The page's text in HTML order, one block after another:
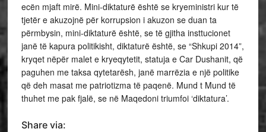
ecën mjaft mirë. Mini-diktaturë është se kryeministri kur të
tjetër e akuzojnë për korrupsion i akuzon se duan ta
përmbysin, mini-diktaturë është, se të gjitha insttucionet
janë të kapura politikisht, diktaturë është, se “Shkupi 2014”,
kryqet nëpër malet e kryeqytetit, statuja e Car Dushanit, që
paguhen me taksa qytetarësh, janë marrëzia e një politike
që deh masat me patriotizma të paqenë. Mund t Mund të
thuhet me pak fjalë, se në Maqedoni triumfoi ‘diktatura’.
Share via: